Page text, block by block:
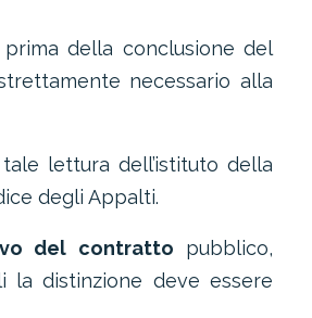
della conclusione del
necessario alla
lettura dell’istituto della
degli Appalti.
del contratto pubblico,
la distinzione deve essere